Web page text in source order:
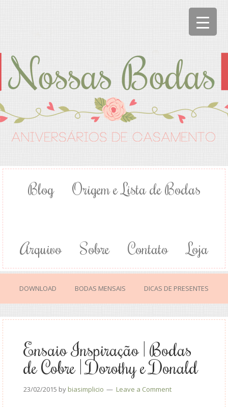
Blog Origem e Lista de Bodas
Arquivo Sobre Contato Loja
DOWNLOAD BODAS MENSAIS DICAS DE PRESENTES
Ensaio Inspiração | Bodas
de Cobre | Dorothy e Donald
23/02/2015 by biasimplicio Leave a Comment